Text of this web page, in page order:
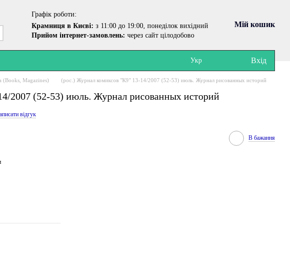
Графік роботи:
Крамниця в Києві: з 11:00 до 19:00, понеділок вихідний
Прийом інтернет-замовлень: через сайт цілодобово
Мій кошик
Укр Вхід
(Books, Magazines) (рос.) Журнал комиксов "К9" 13-14/2007 (52-53) июль. Журнал рисованных историй
2007 (52-53) июль. Журнал рисованных историй
відгук
В бажання